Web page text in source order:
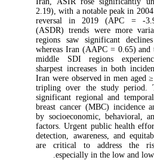
2.19), with a notable peak in
reversal in 2019 (APC = -
(ASDR) trends were more
regions saw significant
whereas Iran (AAPC = 0.65)
middle SDI regions
sharpest increases in both
Iran were observed in men
tripling over the study period.
significant regional and
breast cancer (MBC)
by socioeconomic, behavioral,
factors. Urgent public health
detection, awareness, and
are critical to address the
especially in the low and